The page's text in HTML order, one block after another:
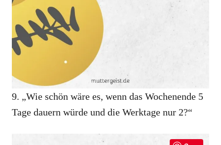
9. „Wie schön wäre es, wenn das Wochenende 5
Tage dauern würde und die Werktage nur 2?“